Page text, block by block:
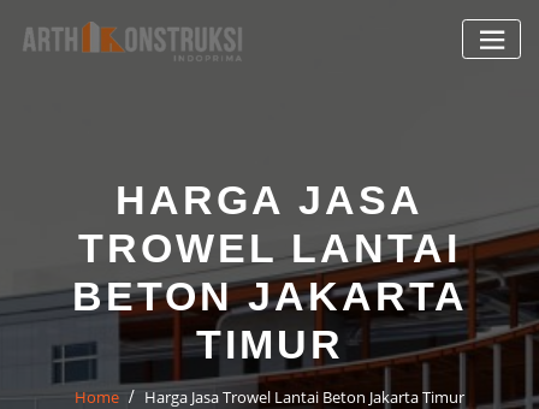
HARGA JASA
TROWEL LANTAI
BETON JAKARTA
TIMUR
Home Harga Jasa Trowel Lantai Beton Jakarta Timur